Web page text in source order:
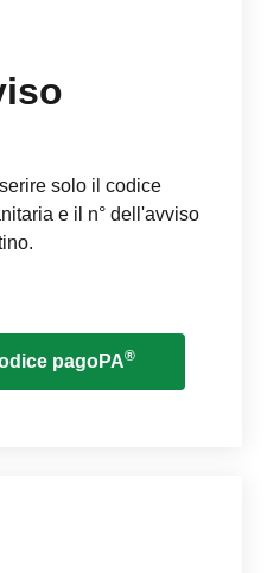
solo il codice
e il n° dell'avviso
pagoPA®